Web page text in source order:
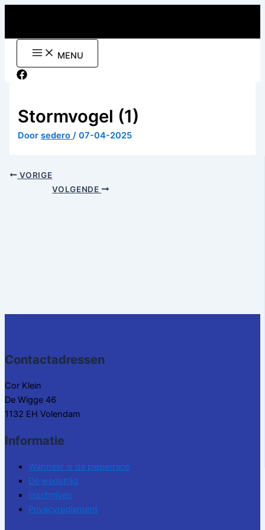
de
MENU
Stormvogel (1)
Doorsedero/07-04-2025
VORIGE
VOLGENDE
Contactadressen
Cor Klein
De Wigge 46
1132 EH Volendam
Informatie
Wanneer is de pieperrace
De wedstrijd
Inschrijven
Privacyreglement